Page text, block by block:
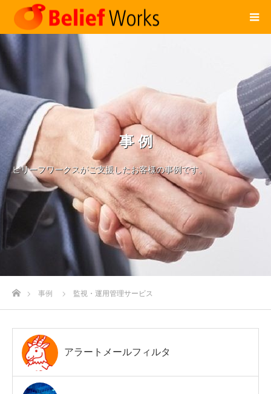
事 例
ビリーフワークスがご支援したお客様の事例です。
ホーム事例 監視・運用管理サービス
アラートメールフィルタ